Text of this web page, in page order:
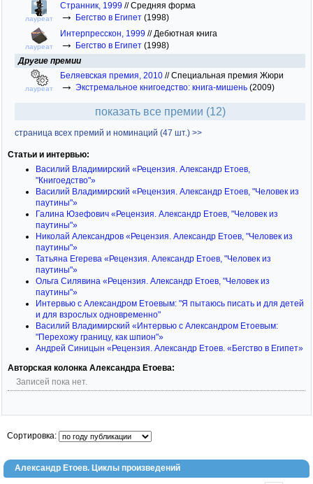
лауреат
Странник, 1999 //Средняя форма
→ Бегство в Египет (1998)
лауреат
Интерпресскон, 1999 //Дебютная книга
→ Бегство в Египет (1998)
Другие премии
лауреат
Беляевская премия, 2010 //Специальная премия Жюри
→ Экстремальное книгоедство: книга-мишень (2009)
показать все премии (12)
страница всех премий и номинаций (47 шт.) >>
Статьи и интервью:
Василий Владимирский «Рецензия. Александр Етоев,
"Книгоедство"»
Василий Владимирский «Рецензия. Александр Етоев, "Человек из
паутины"»
Галина Юзефович «Рецензия. Александр Етоев, "Человек из
паутины"»
Николай Александров «Рецензия. Александр Етоев, "Человек из
паутины"»
Татьяна Егерева «Рецензия. Александр Етоев, "Человек из
паутины"»
Ольга Силявина «Рецензия. Александр Етоев, "Человек из
паутины"»
Интервью с Александром Етоевым: "Я пытаюсь писать и для детей
и для взрослых одновременно"
Василий Владимирский «Интервью с Александром Етоевым:
"Перехожу границу, как шпион"»
Андрей Синицын «Рецензия. Александр Етоев. «Бегство в Египет»
Авторская колонка Александра Етоева:
Записей пока нет.
Сортировка:
Александр Етоев. Циклы произведений